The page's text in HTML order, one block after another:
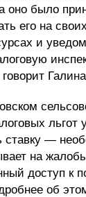
оно было
его на
и
льгот
ставку —
на
доступ к
об